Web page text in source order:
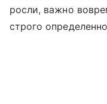
росли, важно
строго